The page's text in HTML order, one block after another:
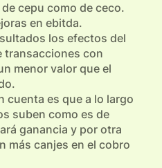
cepu como de ceco.
en ebitda.
los efectos del
transacciones con
menor valor que el
cuenta es que a lo largo
suben como es de
ganancia y por otra
más canjes en el cobro